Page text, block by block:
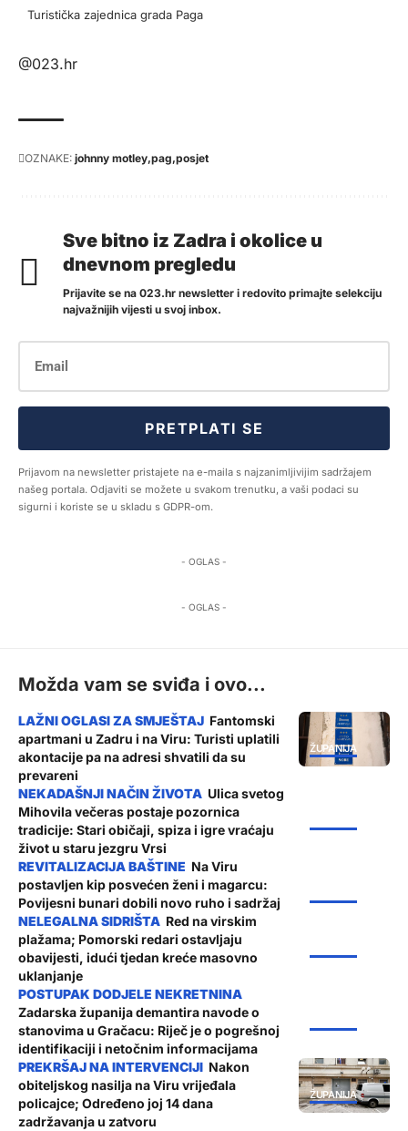
Turistička zajednica grada Paga
@023.hr
OZNAKE: johnny motley pag posjet
Sve bitno iz Zadra i okolice u
dnevnom pregledu
Prijavite se na 023.hr newsletter i redovito primajte selekciju
najvažnijih vijesti u svoj inbox.
PRETPLATI SE
Prijavom na newsletter pristajete na e-maila s najzanimljivijim sadržajem
našeg portala. Odjaviti se možete u svakom trenutku, a vaši podaci su
sigurni i koriste se u skladu s GDPR-om.
- OGLAS -
- OGLAS -
Možda vam se sviđa i ovo...
ŽUPANIJA
Fantomski
apartmani u Zadru i na Viru: Turisti uplatili
akontacije pa na adresi shvatili da su
prevareni
Ulica svetog
Mihovila večeras postaje pozornica
tradicije: Stari običaji, spiza i igre vraćaju
život u staru jezgru Vrsi
Na Viru
postavljen kip posvećen ženi i magarcu:
Povijesni bunari dobili novo ruho i sadržaj
Red na virskim
plažama; Pomorski redari ostavljaju
obavijesti, idući tjedan kreće masovno
uklanjanje
Zadarska županija demantira navode o
stanovima u Gračacu: Riječ je o pogrešnoj
identifikaciji i netočnim informacijama
ŽUPANIJA
Nakon
obiteljskog nasilja na Viru vrijeđala
policajce; Određeno joj 14 dana
zadržavanja u zatvoru